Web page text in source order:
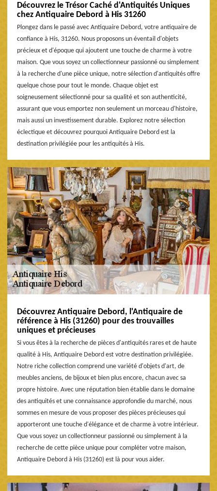
Découvrez le Trésor Caché d'Antiquités Uniques
chez Antiquaire Debord à His 31260
Plongez dans le passé avec Antiquaire Debord, votre antiquaire de
confiance à His, 31260. Nous proposons un éventail d'objets
précieux et d'époque qui ajoutent une touche de charme à votre
maison. Que vous soyez un collectionneur passionné ou simplement
à la recherche d'une pièce unique, notre sélection d'antiquités offre
quelque chose pour tout le monde. Chaque objet est
soigneusement sélectionné pour sa qualité et son authenticité,
assurant que vous emportez non seulement un morceau d'histoire,
mais aussi un investissement durable. Explorez notre sélection
éclectique et découvrez pourquoi Antiquaire Debord est la
destination privilégiée pour les antiquités à His.
Découvrez Antiquaire Debord, l'Antiquaire de
référence à His (31260) pour des trouvailles
uniques et précieuses
Si vous êtes à la recherche de pièces d'antiquités rares et de haute
qualité à His, Antiquaire Debord est votre destination privilégiée.
Notre riche collection comprend une variété d'objets d'art, de
meubles anciens, de bijoux et bien plus encore, chacun avec sa
propre histoire. Avec une réputation bien établie dans le domaine
des antiquités et une connaissance approfondie du marché, nous
sommes en mesure de vous proposer des pièces précieuses qui
apporteront une touche d'élégance et de charme à votre intérieur.
Que vous soyez un collectionneur passionné ou simplement à la
recherche de cette pièce unique pour compléter votre maison,
Antiquaire Debord à His (31260) est là pour vous aider.